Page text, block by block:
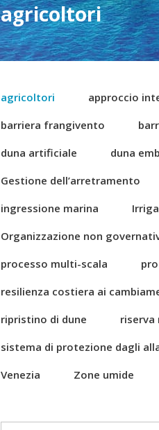
agricoltori
agricoltori approccio
barriera frangivento
duna artificiale
duna
Gestione dell’arretramento
ingressione marina
Organizzazione non
processo multi-scala
resilienza costiera ai
ripristino di dune
riserva
sistema di protezione dagli
Venezia
Zone umide